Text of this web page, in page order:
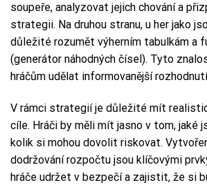
soupeře, analyzovat jejich chování a
strategii. Na druhou stranu, u her jako
důležité rozumět výherním tabulkám a
(generátor náhodných čísel). Tyto
hráčům udělat informovanější
V rámci strategií je důležité mít
cíle. Hráči by měli mít jasno v tom, jaké
kolik si mohou dovolit riskovat.
dodržování rozpočtu jsou klíčovými
hráče udržet v bezpečí a zajistit, že si